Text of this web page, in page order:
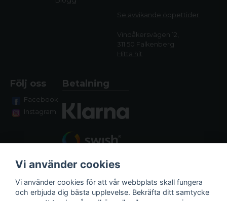
Se avvikande öppettider
Vindåkersvägen 12,
311 50 Falkenberg
Hitta hit
Följ oss
Facebook
Instagram
Betalning
Vi använder cookies
Vi använder cookies för att vår webbplats skall fungera
och erbjuda dig bästa upplevelse. Bekräfta ditt samtycke